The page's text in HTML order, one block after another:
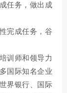
任务，做出成
完成任务，谷
训师和领导力
国际知名企业
界银行、国际